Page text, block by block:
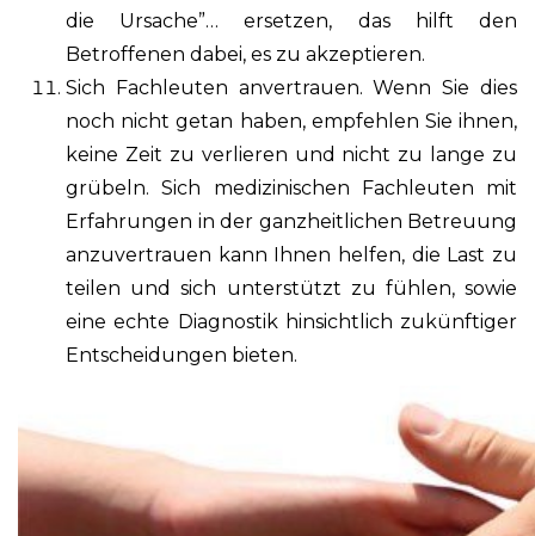
die Ursache”… ersetzen, das hilft den
Betroffenen dabei, es zu akzeptieren.
Sich Fachleuten anvertrauen. Wenn Sie dies
noch nicht getan haben, empfehlen Sie ihnen,
keine Zeit zu verlieren und nicht zu lange zu
grübeln. Sich medizinischen Fachleuten mit
Erfahrungen in der ganzheitlichen Betreuung
anzuvertrauen kann Ihnen helfen, die Last zu
teilen und sich unterstützt zu fühlen, sowie
eine echte Diagnostik hinsichtlich zukünftiger
Entscheidungen bieten.